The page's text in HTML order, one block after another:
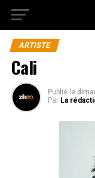
ARTISTE
Cali
Publié le
Par La